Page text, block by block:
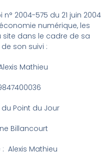
n° 2004-575 du 21 juin 2004
numérique, les
site dans le cadre de sa
son suivi :
Mathieu
du Point du Jour
Billancourt
Alexis Mathieu